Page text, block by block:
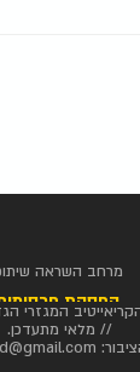
מרחב השראה
הפסקתהמגזרי
// מלאי מתעדכן.